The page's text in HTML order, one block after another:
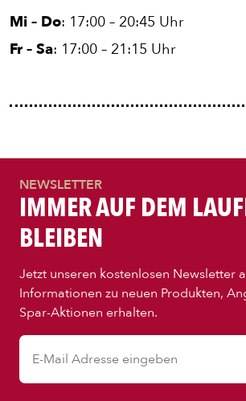
ENTDECKE UNSER
PIZZA
Mi – Do: 17:00 – 20:45 Uhr
Fr – Sa: 17:00 – 21:15 Uhr
NEWSLETTER
IMMER AUF DEM
BLEIBEN
Jetzt unseren kostenlosen Newsletter
Informationen zu neuen Produkten,
Spar-Aktionen erhalten.